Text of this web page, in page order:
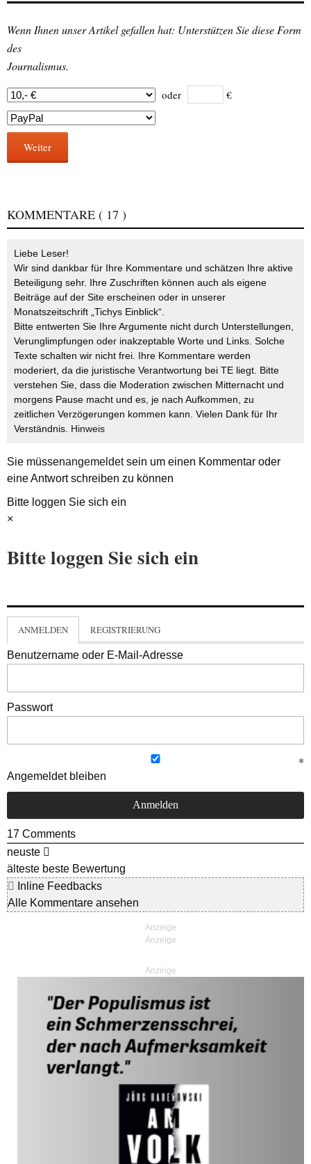
Wenn Ihnen unser Artikel gefallen hat: Unterstützen Sie diese Form
des
Journalismus.
oder €
Weiter
KOMMENTARE ( 17 )
Liebe Leser!
Wir sind dankbar für Ihre Kommentare und schätzen Ihre aktive
Beteiligung sehr. Ihre Zuschriften können auch als eigene
Beiträge auf der Site erscheinen oder in unserer
Monatszeitschrift „Tichys Einblick“.
Bitte entwerten Sie Ihre Argumente nicht durch Unterstellungen,
Verunglimpfungen oder inakzeptable Worte und Links. Solche
Texte schalten wir nicht frei. Ihre Kommentare werden
moderiert, da die juristische Verantwortung bei TE liegt. Bitte
verstehen Sie, dass die Moderation zwischen Mitternacht und
morgens Pause macht und es, je nach Aufkommen, zu
zeitlichen Verzögerungen kommen kann. Vielen Dank für Ihr
Verständnis. Hinweis
Sie müssenangemeldetsein um einen Kommentar oder
eine Antwort schreiben zu können
Bitte loggen Sie sich ein
×
Bitte loggen Sie sich ein
ANMELDEN REGISTRIERUNG
Benutzername oder E-Mail-Adresse
Passwort
Angemeldet bleiben
17 Comments
neuste
älteste beste Bewertung
Inline Feedbacks
Alle Kommentare ansehen
Anzeige